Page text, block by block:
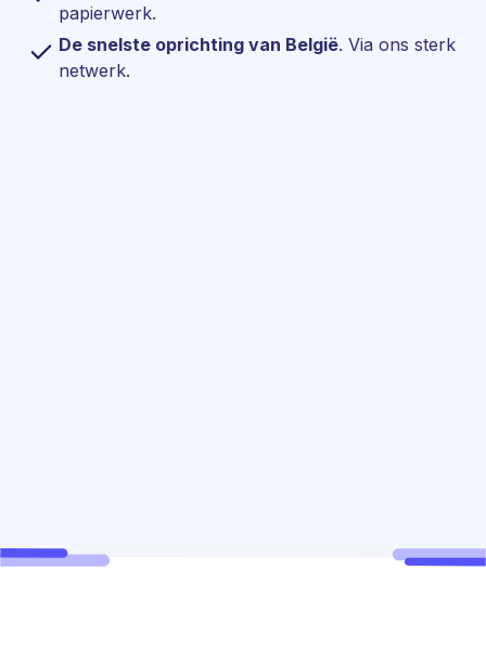
papierwerk.
De snelste oprichting van België. Via ons sterk
netwerk.